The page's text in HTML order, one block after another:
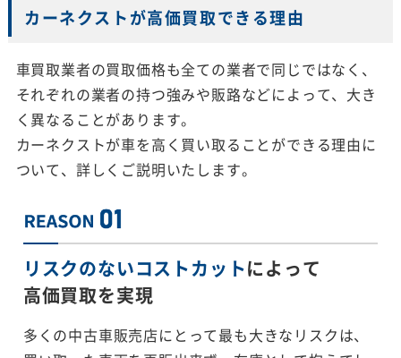
カーネクストが高価買取できる理由
車買取業者の買取価格も全ての業者で同じではなく、
それぞれの業者の持つ強みや販路などによって、大き
く異なることがあります。
カーネクストが車を高く買い取ることができる理由に
ついて、詳しくご説明いたします。
リスクのないコストカットによって
高価買取を実現
多くの中古車販売店にとって最も大きなリスクは、